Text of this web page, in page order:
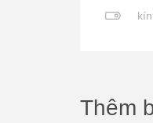
Thêm